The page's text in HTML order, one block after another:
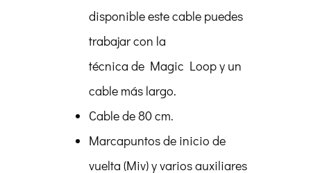
disponible este cable puedes
trabajar con la
técnica de Magic Loop y un
cable más largo.
Cable de 80 cm.
Marcapuntos de inicio de
vuelta (Miv) y varios auxiliares